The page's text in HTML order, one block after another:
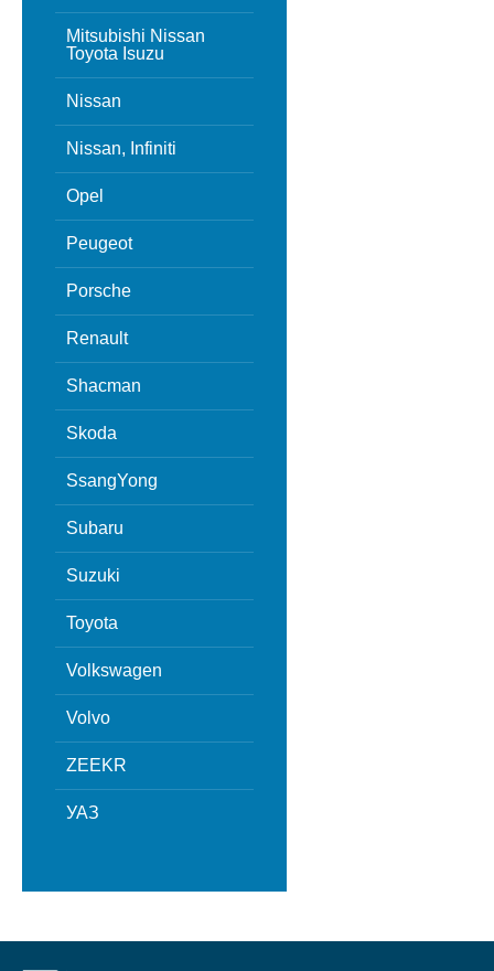
Mitsubishi Nissan
Toyota Isuzu
Nissan
Nissan, Infiniti
Opel
Peugeot
Porsche
Renault
Shacman
Skoda
SsangYong
Subaru
Suzuki
Toyota
Volkswagen
Volvo
ZEEKR
УАЗ